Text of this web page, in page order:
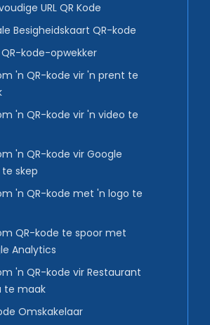
URL QR Kode
Besigheidskaart QR-kode
QR-kode-opwekker
'n QR-kode vir 'n prent te
'n QR-kode vir 'n video te
'n QR-kode vir Google
skep
'n QR-kode met 'n logo te
QR-kode te spoor met
Analytics
'n QR-kode vir Restaurant
te maak
Omskakelaar